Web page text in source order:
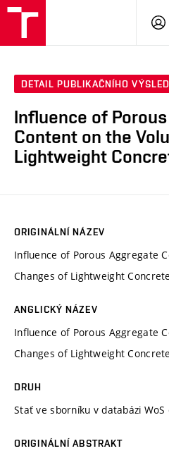
DETAIL PUBLIKAČNÍHO
Influence of
Content on the
Lightweight
ORIGINÁLNÍ NÁZEV
Influence of Porous Aggregate
Changes of Lightweight Concrete
ANGLICKÝ NÁZEV
Influence of Porous Aggregate
Changes of Lightweight Concrete
DRUH
Stať ve sborníku v databázi WoS
ORIGINÁLNÍ ABSTRAKT